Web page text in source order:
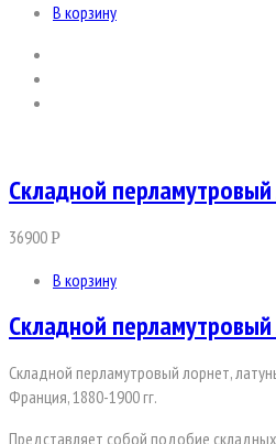
В корзину
Складной
36900Р
В корзину
Складной
Складной перламутровый лорнет,
Франция, 1880-1900 гг.
Представляет собой подобие